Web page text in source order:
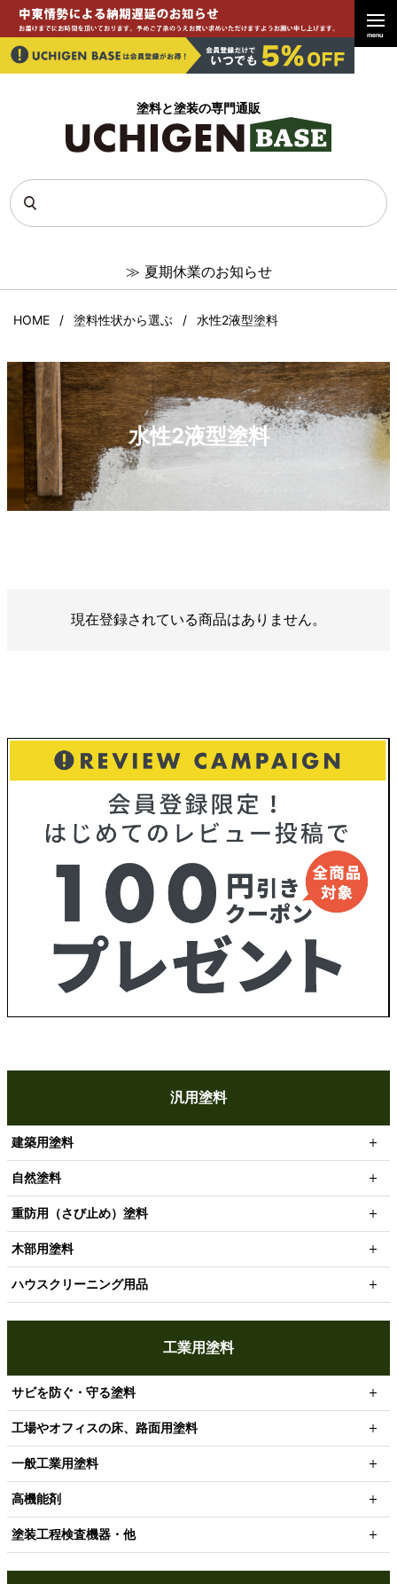
塗料と塗装の専門通販
≫ 夏期休業のお知らせ
menu
HOME 塗料性状から選ぶ 水性2液型塗料
汎用塗料
建築用塗料
自然塗料
重防用（さび止め）塗料
木部用塗料
ハウスクリーニング用品
工業用塗料
サビを防ぐ・守る塗料
工場やオフィスの床、路面用塗料
一般工業用塗料
高機能剤
塗装工程検査機器・他
水性2液型塗料
現在登録されている商品はありません。